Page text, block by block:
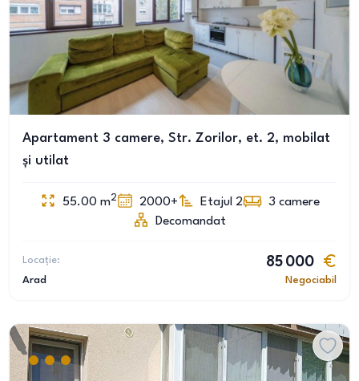
Apartament 3 camere, Str. Zorilor, et. 2, mobilat
și utilat
55.00 m2 2000+ Etajul 2 3 camere
Decomandat
Locație:
Arad
85 000
Negociabil